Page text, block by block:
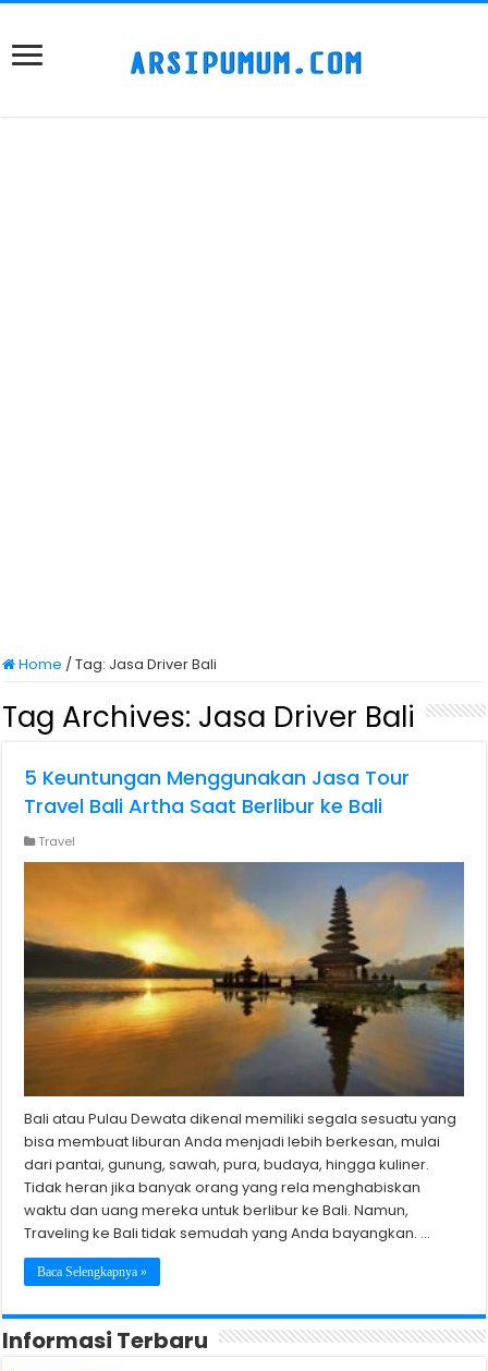
Home /Tag: Jasa Driver Bali
Tag Archives: Jasa Driver Bali
5 Keuntungan Menggunakan Jasa Tour
Travel Bali Artha Saat Berlibur ke Bali
Travel
Bali atau Pulau Dewata dikenal memiliki segala sesuatu yang
bisa membuat liburan Anda menjadi lebih berkesan, mulai
dari pantai, gunung, sawah, pura, budaya, hingga kuliner.
Tidak heran jika banyak orang yang rela menghabiskan
waktu dan uang mereka untuk berlibur ke Bali. Namun,
Traveling ke Bali tidak semudah yang Anda bayangkan. …
Baca Selengkapnya »
Informasi Terbaru